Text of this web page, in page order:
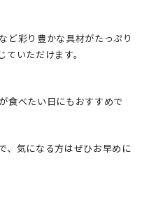
ど彩り豊かな具材がたっぷり
いただけます。
食べたい日にもおすすめで
、気になる方はぜひお早めに